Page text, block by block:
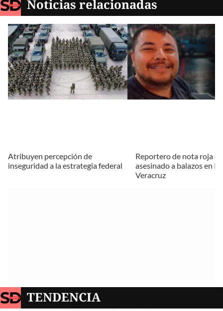
Noticias relacionadas
Atribuyen percepción de
inseguridad a la estrategia federal
Reportero de nota roja es
asesinado a balazos en
Veracruz
TENDENCIA